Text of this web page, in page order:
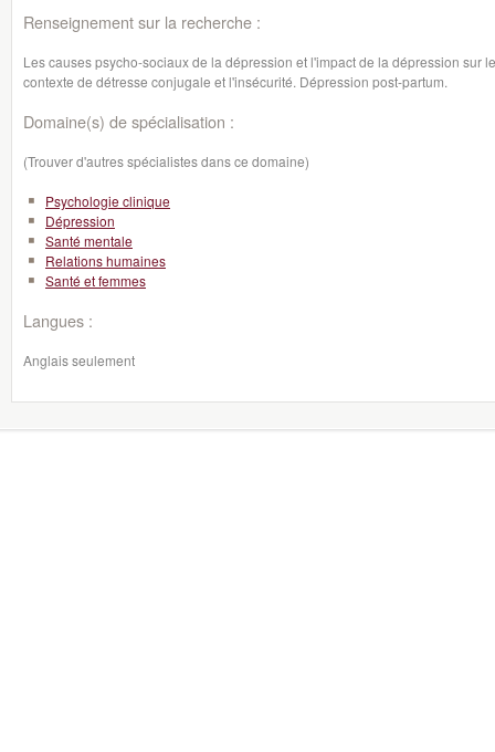
Renseignement sur la recherche :
Les causes psycho-sociaux de la dépression et l'impact de la dépression sur
contexte de détresse conjugale et l'insécurité. Dépression post-partum.
Domaine(s) de spécialisation :
(Trouver d'autres spécialistes dans ce domaine)
Psychologie clinique
Dépression
Santé mentale
Relations humaines
Santé et femmes
Langues :
Anglais seulement